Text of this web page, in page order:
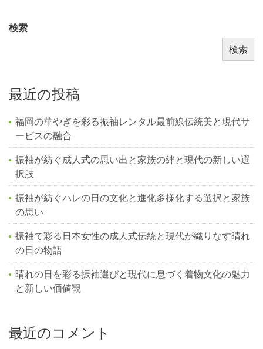
検索
検索
最近の投稿
福岡の華やぎを彩る振袖レンタル最前線伝統美と現代サ
ービスの融合
振袖が紡ぐ成人式の思い出と家族の絆と現代の新しい選
択肢
振袖が紡ぐハレの日の文化と進化多様化する選択と家族
の思い
振袖で彩る日本女性の成人式伝統と現代が織りなす晴れ
の日の物語
晴れの日を彩る振袖選びと現代に息づく着物文化の魅力
と新しい価値観
最近のコメント